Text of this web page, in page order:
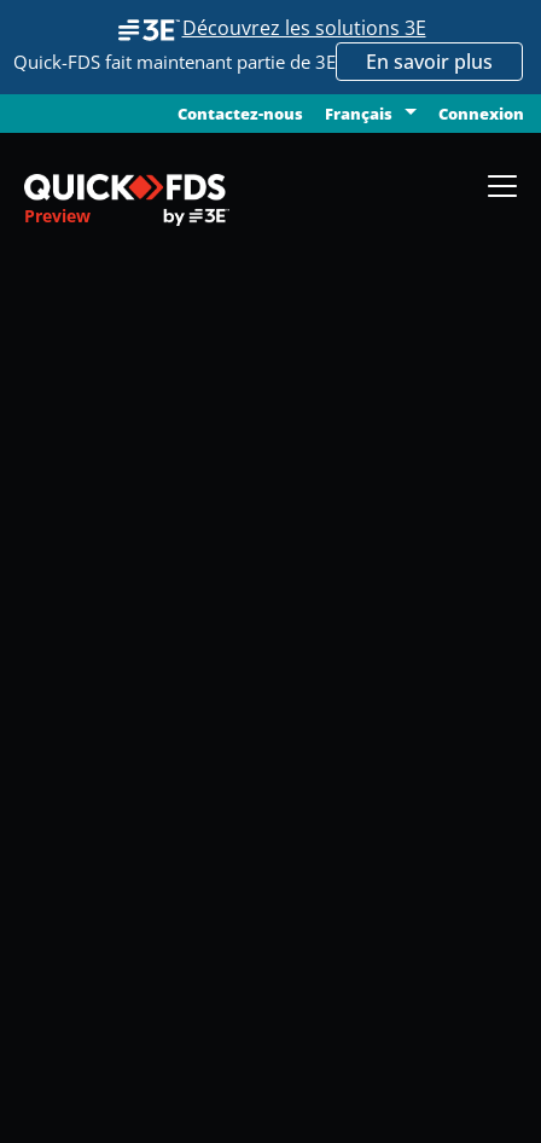
Découvrez les solutions 3E
Quick-FDS fait maintenant partie de 3E En savoir plus
Contactez-nous Français Connexion
Preview